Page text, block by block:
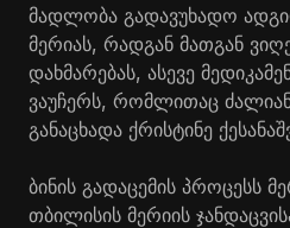
მადლობა გადავუხადო
მერიას, რადგან მათგან
დახმარებას, ასევე
ვაუჩერს, რომლითაც
განაცხადა ქრისტინე
ბინის გადაცემის პროცესს
თბილისის მერიის